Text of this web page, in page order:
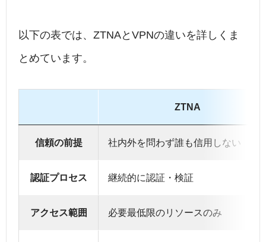
以下の表では、ZTNAとVPNの違いを詳しくま
とめています。
ZTNA
信頼の前提 社内外を問わず誰も信用しない
認証プロセス 継続的に認証・検証
アクセス範囲 必要最低限のリソースのみ